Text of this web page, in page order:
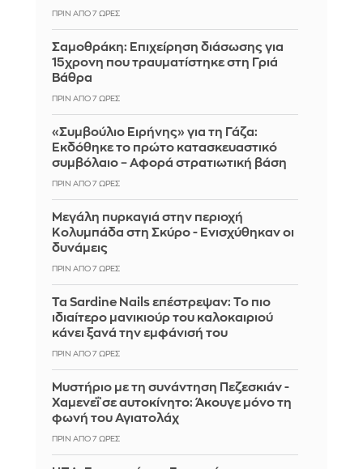
ΠΡΙΝ ΑΠΌ 7 ΏΡΕΣ
Σαμοθράκη: Επιχείρηση διάσωσης για
15χρονη που τραυματίστηκε στη Γριά
Βάθρα
ΠΡΙΝ ΑΠΌ 7 ΏΡΕΣ
«Συμβούλιο Ειρήνης» για τη Γάζα:
Εκδόθηκε το πρώτο κατασκευαστικό
συμβόλαιο – Αφορά στρατιωτική βάση
ΠΡΙΝ ΑΠΌ 7 ΏΡΕΣ
Μεγάλη πυρκαγιά στην περιοχή
Κολυμπάδα στη Σκύρο - Ενισχύθηκαν οι
δυνάμεις
ΠΡΙΝ ΑΠΌ 7 ΏΡΕΣ
Τα Sardine Nails επέστρεψαν: Το πιο
ιδιαίτερο μανικιούρ του καλοκαιριού
κάνει ξανά την εμφάνισή του
ΠΡΙΝ ΑΠΌ 7 ΏΡΕΣ
Μυστήριο με τη συνάντηση Πεζεσκιάν -
Χαμενεΐ σε αυτοκίνητο: Άκουγε μόνο τη
φωνή του Αγιατολάχ
ΠΡΙΝ ΑΠΌ 7 ΏΡΕΣ